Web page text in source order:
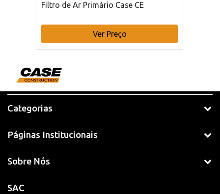
Filtro de Ar Primário Case CE
Ver Preço
Categorias
Páginas Institucionais
Sobre Nós
SAC